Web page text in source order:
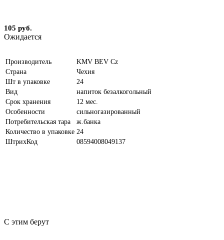
105 руб.
Ожидается
Производитель
KMV BEV Cz
Страна
Чехия
Шт в упаковке
24
Вид
напиток безалкогольный
Срок хранения
12 мес.
Особенности
сильногазированный
Потребительская тара
ж.банка
Количество в упаковке 24
ШтрихКод
08594008049137
С этим берут